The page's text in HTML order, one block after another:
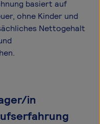
basiert auf
ohne Kinder und
Nettogehalt
in